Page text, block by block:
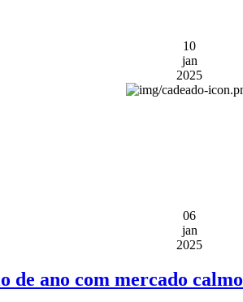
10
jan
2025
06
jan
2025
de ano com mercado calmo